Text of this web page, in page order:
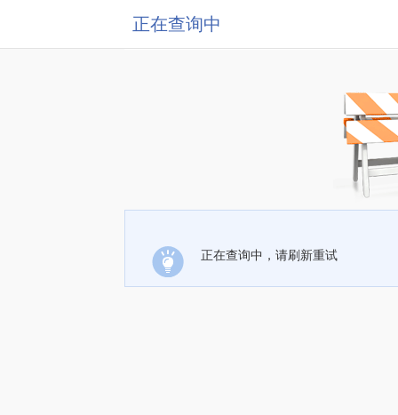
正在查询中
正在查询中，请刷新重试